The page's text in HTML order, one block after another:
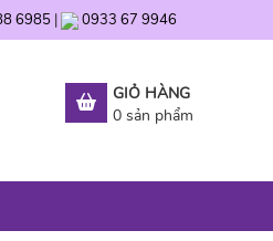
6985 | 0933 67 9946
GIỎ HÀNG
0 sản phẩm